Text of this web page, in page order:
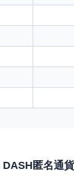
匿名通